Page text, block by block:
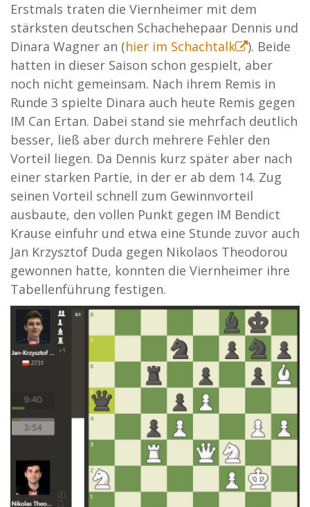
Erstmals traten die Viernheimer mit dem
stärksten deutschen Schachehepaar Dennis und
Dinara Wagner an (hier im Schachtalk
). Beide
hatten in dieser Saison schon gespielt, aber
noch nicht gemeinsam. Nach ihrem Remis in
Runde 3 spielte Dinara auch heute Remis gegen
IM Can Ertan. Dabei stand sie mehrfach deutlich
besser, ließ aber durch mehrere Fehler den
Vorteil liegen. Da Dennis kurz später aber nach
einer starken Partie, in der er ab dem 14. Zug
seinen Vorteil schnell zum Gewinnvorteil
ausbaute, den vollen Punkt gegen IM Bendict
Krause einfuhr und etwa eine Stunde zuvor auch
Jan Krzysztof Duda gegen Nikolaos Theodorou
gewonnen hatte, konnten die Viernheimer ihre
Tabellenführung festigen.